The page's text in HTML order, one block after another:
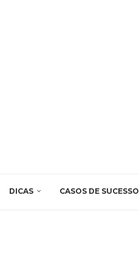
DICAS CASOS DE SUCESSO